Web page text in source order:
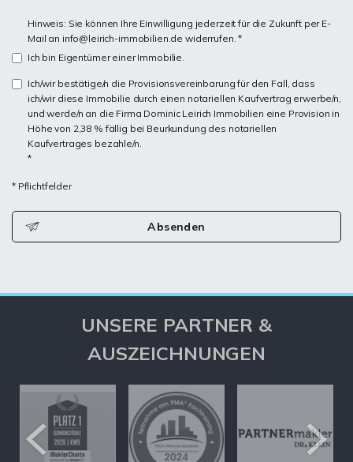
Hinweis: Sie können Ihre Einwilligung jederzeit für die Zukunft per E-
Mail an info@leirich-immobilien.de widerrufen. *
Ich bin Eigentümer einer Immobilie.
Ich/wir bestätige/n die Provisionsvereinbarung für den Fall, dass
ich/wir diese Immobilie durch einen notariellen Kaufvertrag erwerbe/n,
und werde/n an die Firma Dominic Leirich Immobilien eine Provision in
Höhe von 2,38 % fällig bei Beurkundung des notariellen
Kaufvertrages bezahle/n.
*
* Pflichtfelder
Absenden
UNSERE PARTNER &
AUSZEICHNUNGEN